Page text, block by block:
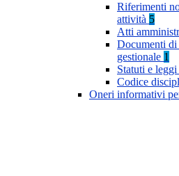
Riferimenti
attività 5
Atti
Documenti di
gestionale 1
Statuti e
Codice
Oneri informativi